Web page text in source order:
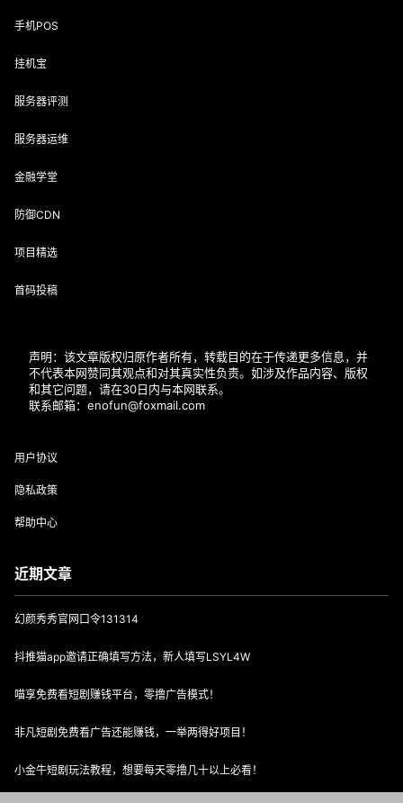
手机POS
挂机宝
服务器评测
服务器运维
金融学堂
防御CDN
项目精选
首码投稿
声明：该文章版权归原作者所有，转载目的在于传递更多信息，并
不代表本网赞同其观点和对其真实性负责。如涉及作品内容、版权
和其它问题，请在30日内与本网联系。
联系邮箱：enofun@foxmail.com
用户协议
隐私政策
帮助中心
近期文章
幻颜秀秀官网口令131314
抖推猫app邀请正确填写方法，新人填写LSYL4W
喵享免费看短剧赚钱平台，零撸广告模式！
非凡短剧免费看广告还能赚钱，一举两得好项目！
小金牛短剧玩法教程，想要每天零撸几十以上必看！